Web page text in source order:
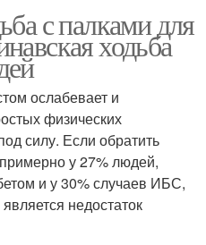
с палками для
ходьба
ослабевает и
физических
силу. Если обратить
у 27% людей,
и у 30% случаев ИБС,
недостаток